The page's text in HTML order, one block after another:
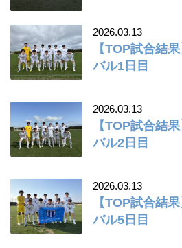
2026.03.13
【TOP試合結
バル1日目
2026.03.13
【TOP試合結
バル2日目
2026.03.13
【TOP試合結
バル5日目